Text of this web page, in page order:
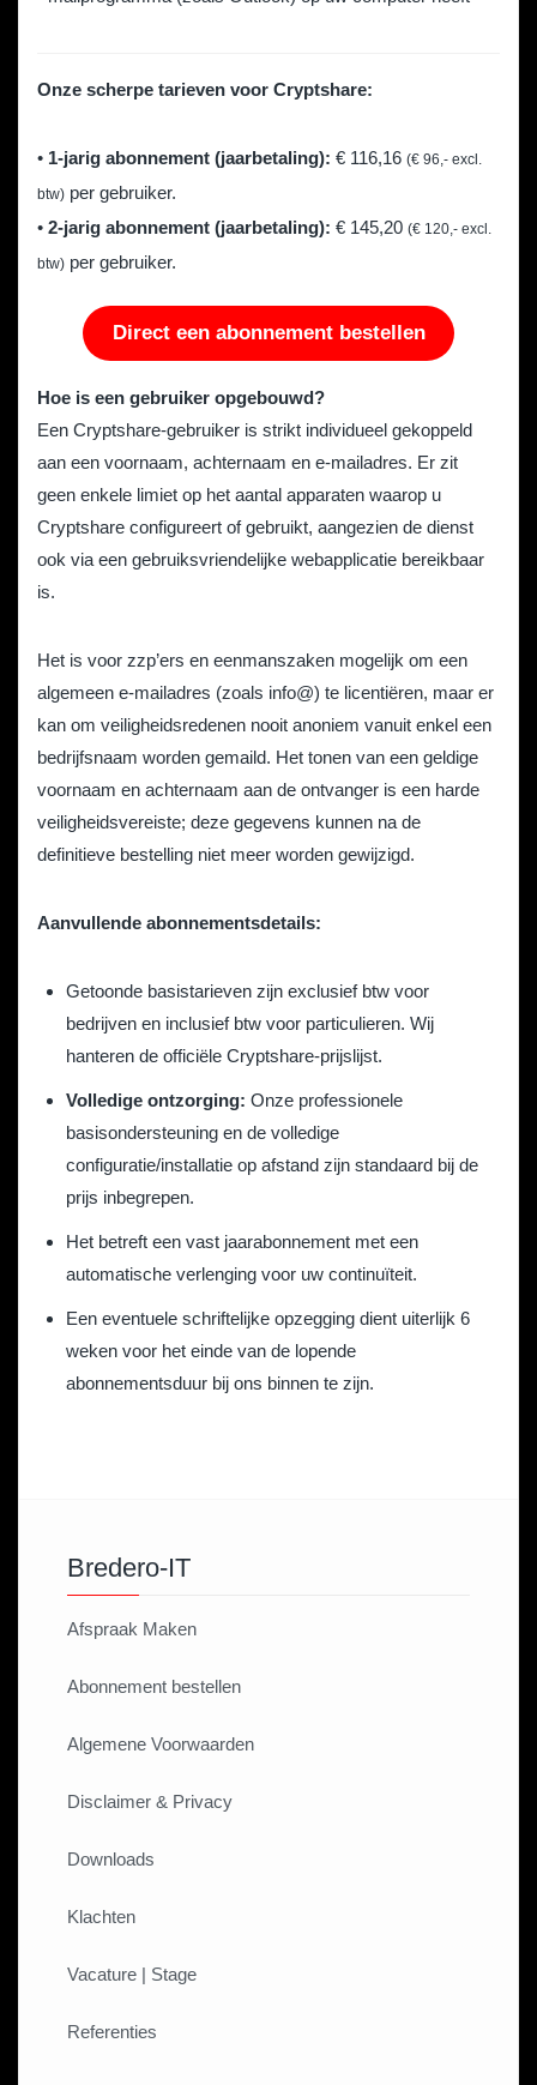
Onze scherpe tarieven voor Cryptshare:
• 1-jarig abonnement (jaarbetaling): € 116,16 (€ 96,- excl.
btw) per gebruiker.
• 2-jarig abonnement (jaarbetaling): € 145,20 (€ 120,- excl.
btw) per gebruiker.
Direct een abonnement bestellen
Hoe is een gebruiker opgebouwd?
Een Cryptshare-gebruiker is strikt individueel gekoppeld
aan een voornaam, achternaam en e-mailadres. Er zit
geen enkele limiet op het aantal apparaten waarop u
Cryptshare configureert of gebruikt, aangezien de dienst
ook via een gebruiksvriendelijke webapplicatie bereikbaar
is.
Het is voor zzp’ers en eenmanszaken mogelijk om een
algemeen e-mailadres (zoals info@) te licentiëren, maar er
kan om veiligheidsredenen nooit anoniem vanuit enkel een
bedrijfsnaam worden gemaild. Het tonen van een geldige
voornaam en achternaam aan de ontvanger is een harde
veiligheidsvereiste; deze gegevens kunnen na de
definitieve bestelling niet meer worden gewijzigd.
Aanvullende abonnementsdetails:
Getoonde basistarieven zijn exclusief btw voor
bedrijven en inclusief btw voor particulieren. Wij
hanteren de officiële Cryptshare-prijslijst.
Volledige ontzorging: Onze professionele
basisondersteuning en de volledige
configuratie/installatie op afstand zijn standaard bij de
prijs inbegrepen.
Het betreft een vast jaarabonnement met een
automatische verlenging voor uw continuïteit.
Een eventuele schriftelijke opzegging dient uiterlijk 6
weken voor het einde van de lopende
abonnementsduur bij ons binnen te zijn.
Bredero-IT
Afspraak Maken
Abonnement bestellen
Algemene Voorwaarden
Disclaimer & Privacy
Downloads
Klachten
Vacature | Stage
Referenties